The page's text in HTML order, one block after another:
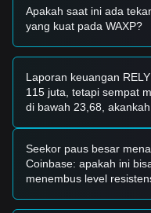
menuju tren naik yang
Skenario Risiko
Strategi Beli
Berdasarkan struktur
Investor Konservatif
• Tunggu hingga harga
$0.00360dan amati
terkonfirmasi sebelum
dan bertahan di atas
Apakah saat ini ada
yang kuat pada WAXP?
Laporan keuangan
115 juta, tetapi sempat
di bawah 23,68,
Seekor paus besar
Coinbase: apakah ini
menembus level